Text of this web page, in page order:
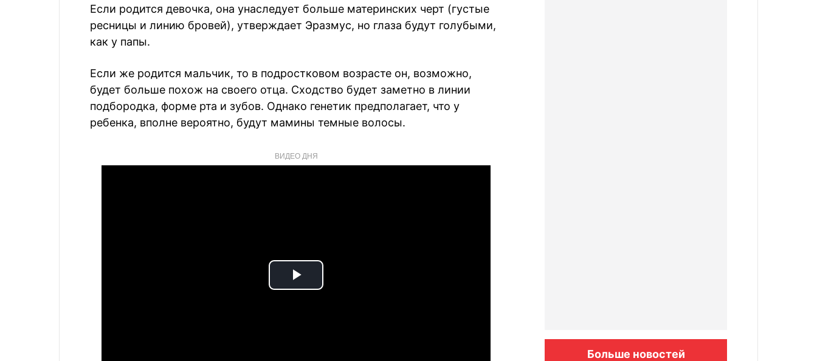
Если родится девочка, она унаследует больше материнских черт (густые
ресницы и линию бровей), утверждает Эразмус, но глаза будут голубыми,
как у папы.
Если же родится мальчик, то в подростковом возрасте он, возможно,
будет больше похож на своего отца. Сходство будет заметно в линии
подбородка, форме рта и зубов. Однако генетик предполагает, что у
ребенка, вполне вероятно, будут мамины темные волосы.
ВИДЕО ДНЯ
Play
Больше новостей